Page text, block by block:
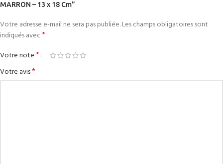
MARRON – 13 x 18 Cm”
Votre adresse e-mail ne sera pas publiée.Les champs obligatoires sont
indiqués avec*
Votre note*
Votre avis*